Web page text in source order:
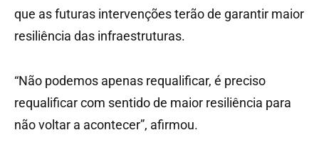
que as futuras intervenções terão de garantir maior
resiliência das infraestruturas.
“Não podemos apenas requalificar, é preciso
requalificar com sentido de maior resiliência para
não voltar a acontecer”, afirmou.